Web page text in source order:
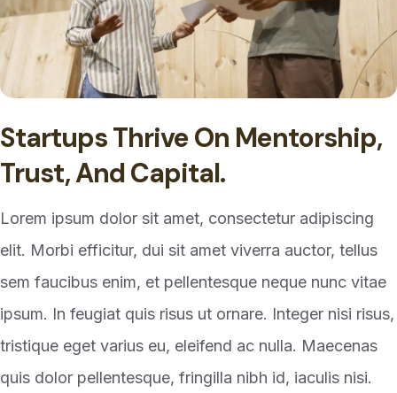
Startups Thrive On Mentorship,
Trust, And Capital.
Lorem ipsum dolor sit amet, consectetur adipiscing
elit. Morbi efficitur, dui sit amet viverra auctor, tellus
sem faucibus enim, et pellentesque neque nunc vitae
ipsum. In feugiat quis risus ut ornare. Integer nisi risus,
tristique eget varius eu, eleifend ac nulla. Maecenas
quis dolor pellentesque, fringilla nibh id, iaculis nisi.